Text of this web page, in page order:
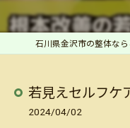
若見えセルフケ
2024/04/02